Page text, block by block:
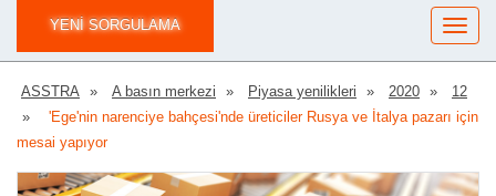
YENI SORGULAMA
ASSTRA A basın merkezi Piyasa yenilikleri 2020
12
'Ege'nin narenciye bahçesi'nde üreticiler Rusya ve İtalya pazarı için
mesai yapıyor